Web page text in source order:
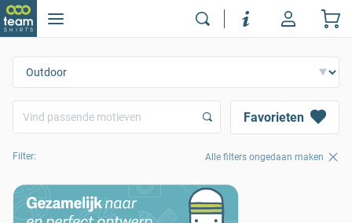
Favorieten
Filter: Alle filters ongedaan maken